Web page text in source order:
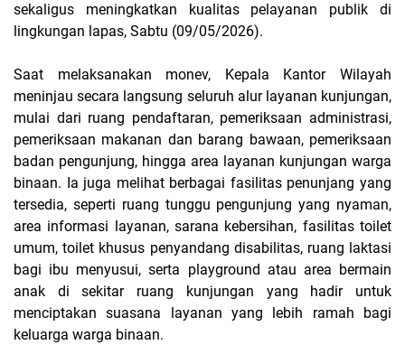
sekaligus meningkatkan kualitas pelayanan publik di
lingkungan lapas, Sabtu (09/05/2026).
Saat melaksanakan monev, Kepala Kantor Wilayah
meninjau secara langsung seluruh alur layanan kunjungan,
mulai dari ruang pendaftaran, pemeriksaan administrasi,
pemeriksaan makanan dan barang bawaan, pemeriksaan
badan pengunjung, hingga area layanan kunjungan warga
binaan. Ia juga melihat berbagai fasilitas penunjang yang
tersedia, seperti ruang tunggu pengunjung yang nyaman,
area informasi layanan, sarana kebersihan, fasilitas toilet
umum, toilet khusus penyandang disabilitas, ruang laktasi
bagi ibu menyusui, serta playground atau area bermain
anak di sekitar ruang kunjungan yang hadir untuk
menciptakan suasana layanan yang lebih ramah bagi
keluarga warga binaan.